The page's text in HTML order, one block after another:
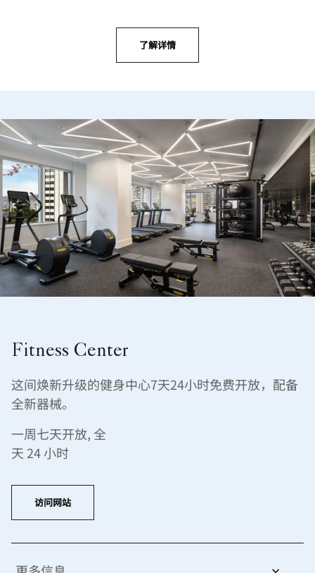
了解详情
Fitness Center
这间焕新升级的健身中心7天24小时免费开放，配备
全新器械。
一周七天开放, 全
天 24 小时
访问网站